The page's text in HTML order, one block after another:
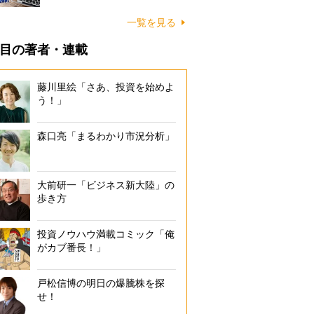
一覧を見る
の著者・連載
藤川里絵「さあ、投資を始めよ
う！」
森口亮「まるわかり市況分析」
大前研一「ビジネス新大陸」の
歩き方
投資ノウハウ満載コミック「俺
がカブ番長！」
戸松信博の明日の爆騰株を探
せ！